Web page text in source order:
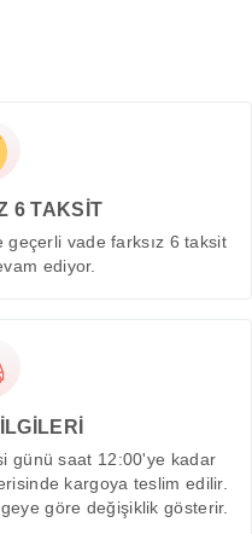
6 TAKSİT
geçerli vade farksız 6 taksit
ediyor.
günü saat 12:00'ye kadar
kargoya teslim edilir.
göre değişiklik gösterir.